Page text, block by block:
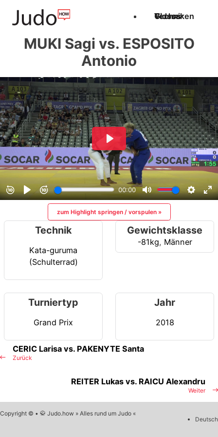
Techniken
Videos
Glossar
MUKI Sagi vs. ESPOSITO
Antonio
zum Highlight springen / vorspulen »
Technik
Kata-guruma
(Schulterrad)
Gewichtsklasse
-81kg, Männer
Turniertyp
Grand Prix
Jahr
2018
Zurück
CERIC Larisa vs. PAKENYTE Santa
Weiter
REITER Lukas vs. RAICU Alexandru
Copyright © • 🥋 Judo.how » Alles rund um Judo «
Deutsch